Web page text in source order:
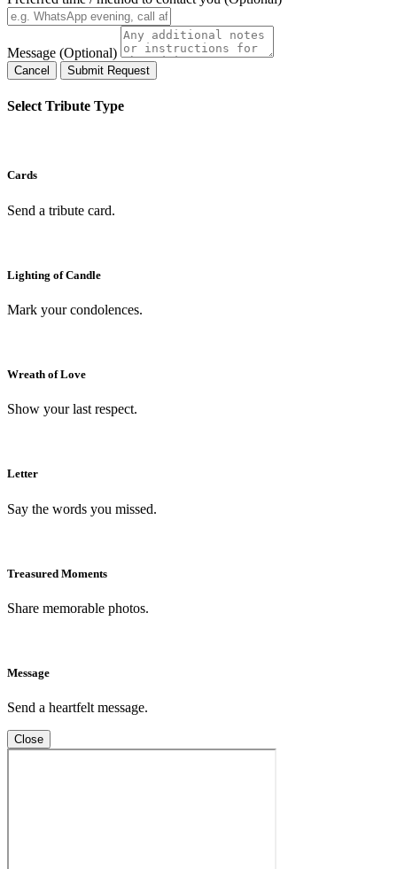
Message (Optional)
Cancel Submit Request
Select Tribute Type
Cards
Send a tribute card.
Lighting of Candle
Mark your condolences.
Wreath of Love
Show your last respect.
Letter
Say the words you missed.
Treasured Moments
Share memorable photos.
Message
Send a heartfelt message.
Close